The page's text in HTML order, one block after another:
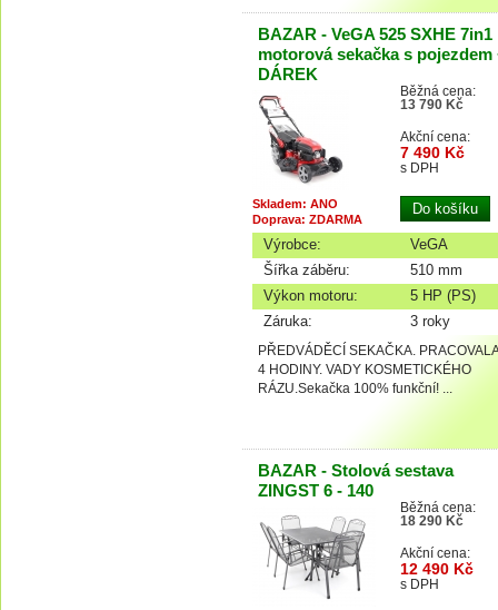
BAZAR - VeGA 525 SXHE 7in1
motorová sekačka s pojezdem
DÁREK
Běžná cena:
13 790 Kč
Akční cena:
7 490 Kč
s DPH
Skladem: ANO
Doprava: ZDARMA
Výrobce:
VeGA
Šířka záběru:
510 mm
Výkon motoru:
5 HP (PS)
Záruka:
3 roky
PŘEDVÁDĚCÍ SEKAČKA. PRACOVALA
4 HODINY. VADY KOSMETICKÉHO
RÁZU.Sekačka 100% funkční! ...
BAZAR - Stolová sestava
ZINGST 6 - 140
Běžná cena:
18 290 Kč
Akční cena:
12 490 Kč
s DPH